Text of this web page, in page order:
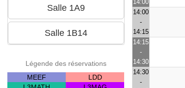
Légende des réservations
MEEF
LDD
14:00
14:00
-
14:15
14:15
-
14:30
14:30
-